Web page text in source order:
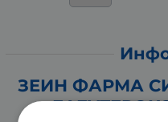
ЗЕИН ФАРМА